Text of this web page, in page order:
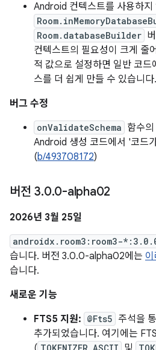
Android 컨텍스트를 사용하지
Room.databaseBuilder
컨텍스트의 필요성이 크게 줄
적 값으로 설정하면 일반 코드
스를 더 쉽게 만들 수 있습니
버그 수정
onValidateSchema 함수
Android 생성 코드에서 '코드
(b/493708172)
버전 3.0.0-alpha02
2026년 3월 25일
androidx.room3:room3-
습니다. 버전 3.0.0-alpha02에는
습니다.
새로운 기능
FTS5 지원: @Fts5 주석을
추가되었습니다. 여기에는